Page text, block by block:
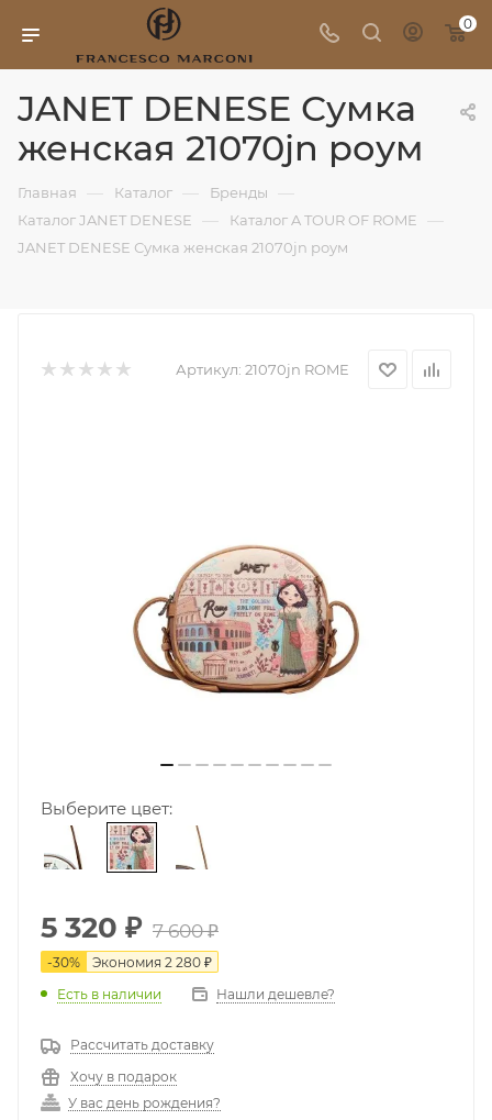
0
JANET DENESE Сумка
женская 21070jn роум
Главная — Каталог — Бренды —
Каталог JANET DENESE — Каталог A TOUR OF ROME —
JANET DENESE Сумка женская 21070jn роум
Артикул: 21070jn ROME
Выберите цвет:
5 320 ₽ 7 600₽
-30% Экономия 2 280 ₽
Есть в наличии
Нашли дешевле?
Рассчитать доставку
Хочу в подарок
У вас день рождения?